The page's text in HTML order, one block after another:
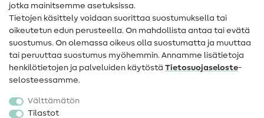
Tietoa omistajanvaihdoksesta
Peruutusoikeus
Suosittu
Kankaat
jotka mainitsemme asetuksissa.
Tietojen käsittely voidaan suorittaa suostumuksella tai
oikeutetun edun perusteella. On mahdollista antaa tai evätä
suostumus. On olemassa oikeus olla suostumatta ja muuttaa
tai peruuttaa suostumus myöhemmin. Annamme lisätietoja
henkilötietojen ja palveluiden käytöstä Tietosuojaseloste-
selosteessamme.
Välttämätön
Tilastot